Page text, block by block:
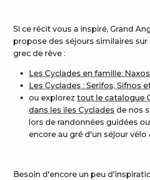
Si ce récit vous a inspiré, Grand
propose des séjours similaires sur
grec de rêve :
Les Cyclades en famille:
Les Cyclades : Serifos, Sifnos
ou explorez tout le catalogue
dans les îles Cyclades de nos
lors de randonnées guidées
encore au gré d'un séjour vélo
Besoin d'encore un peu